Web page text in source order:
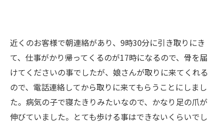
近くのお客様で朝連絡があり、9時30分に引き取りにき
て、仕事がかり帰ってくるのが17時になるので、骨を届
けてくださいの事でしたが、娘さんが取りに来てくれる
ので、電話連絡してから取りに来てもらうことにしまし
た。病気の子で寝たきりみたいなので、かなり足の爪が
伸びていました。とても歩ける事はできないくらいでし